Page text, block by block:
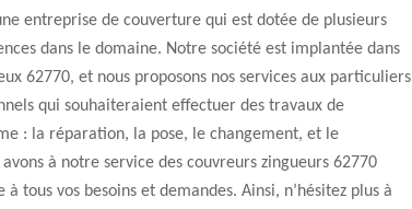
entreprise de couverture qui est dotée de plusieurs
dans le domaine. Notre société est implantée dans
62770, et nous proposons nos services aux particuliers
qui souhaiteraient effectuer des travaux de
: la réparation, la pose, le changement, et le
à notre service des couvreurs zingueurs 62770
à tous vos besoins et demandes. Ainsi, n’hésitez plus à